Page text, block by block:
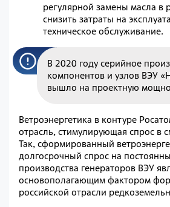
регулярной замены масла в
снизить затраты на
техническое обслуживание.
В 2020 году серийное
компонентов и узлов ВЭУ
вышло на проектную
Ветроэнергетика в контуре
отрасль, стимулирующая спрос в
Так, сформированный
долгосрочный спрос на
производства генераторов ВЭУ
основополагающим фактором
российской отрасли